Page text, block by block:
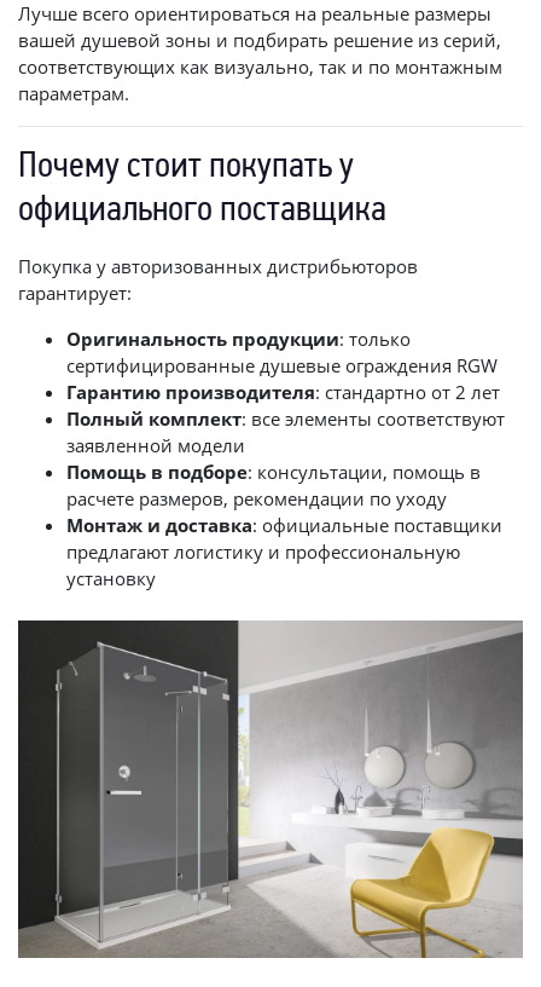
Лучше всего ориентироваться на реальные размеры
вашей душевой зоны и подбирать решение из серий,
соответствующих как визуально, так и по монтажным
параметрам.
Почему стоит покупать у
официального поставщика
Покупка у авторизованных дистрибьюторов
гарантирует:
Оригинальность продукции: только
сертифицированные душевые ограждения RGW
Гарантию производителя: стандартно от 2 лет
Полный комплект: все элементы соответствуют
заявленной модели
Помощь в подборе: консультации, помощь в
расчете размеров, рекомендации по уходу
Монтаж и доставка: официальные поставщики
предлагают логистику и профессиональную
установку